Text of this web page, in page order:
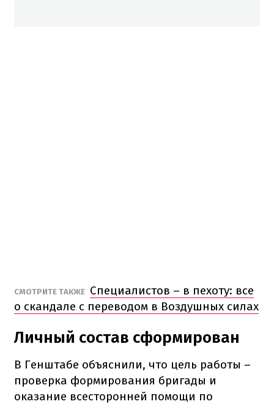
СМОТРИТЕ ТАКЖЕ Специалистов – в пехоту: все
о скандале с переводом в Воздушных силах
Личный состав сформирован
В Генштабе объяснили, что цель работы –
проверка формирования бригады и
оказание всесторонней помощи по